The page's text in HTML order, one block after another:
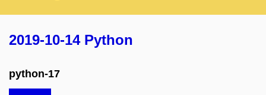
2019-10-14 Python
python-17